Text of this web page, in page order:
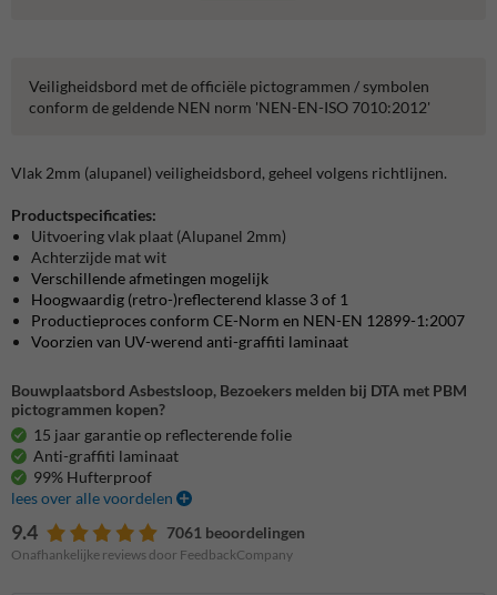
Veiligheidsbord met de officiële pictogrammen / symbolen
conform de geldende NEN norm 'NEN-EN-ISO 7010:2012'
Vlak 2mm (alupanel) veiligheidsbord, geheel volgens richtlijnen.
Productspecificaties:
Uitvoering vlak plaat (Alupanel 2mm)
Achterzijde mat wit
Verschillende afmetingen mogelijk
Hoogwaardig (retro-)reflecterend klasse 3 of 1
Productieproces conform CE-Norm en NEN-EN 12899-1:2007
Voorzien van UV-werend anti-graffiti laminaat
Bouwplaatsbord Asbestsloop, Bezoekers melden bij DTA met PBM
pictogrammen kopen?
15 jaar garantie op reflecterende folie
Anti-graffiti laminaat
99% Hufterproof
lees over alle voordelen
9.4 7061 beoordelingen
Onafhankelijke reviews door FeedbackCompany